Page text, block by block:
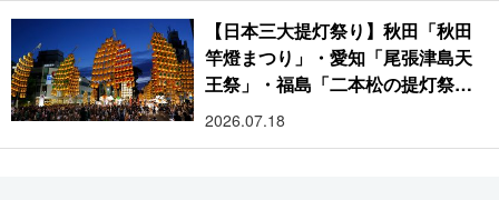
【日本三大提灯祭り】秋田「秋田
竿燈まつり」・愛知「尾張津島天
王祭」・福島「二本松の提灯祭
り」:おびただしい灯火が夜空を照
2026.07.18